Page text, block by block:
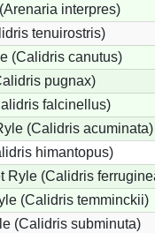
interpres)
tenuirostris)
(Calidris canutus)
pugnax)
falcinellus)
(Calidris acuminata)
himantopus)
Ryle (Calidris
(Calidris temminckii)
(Calidris subminuta)